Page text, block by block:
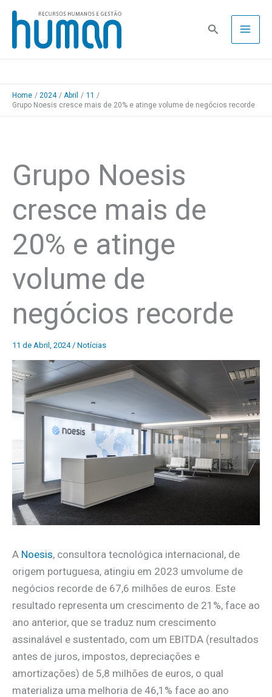
Skip
content
Pesquisa
Home 2024 Abril
11
Grupo Noesis cresce mais de 20% e atinge volume de negócios recorde
Grupo Noesis
cresce mais de
20% e atinge
volume de
negócios recorde
11 de Abril, 2024 / Notícias
A Noesis, consultora tecnológica internacional, de
origem portuguesa, atingiu em 2023 umvolume de
negócios recorde de 67,6 milhões de euros. Este
resultado representa um crescimento de 21%, face ao
ano anterior, que se traduz num crescimento
assinalável e sustentado, com um EBITDA (resultados
antes de juros, impostos, depreciações e
amortizações) de 5,8 milhões de euros, o qual
materializa uma melhoria de 46,1% face ao ano